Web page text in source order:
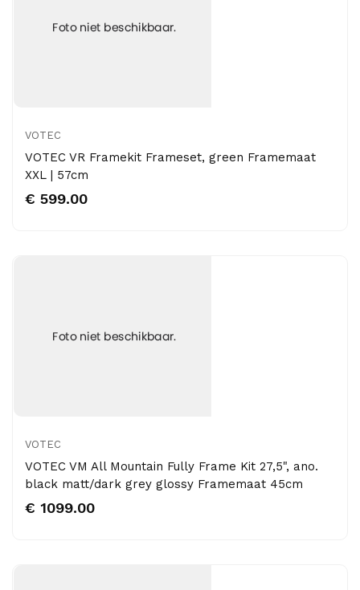
VOTEC
VOTEC VR Framekit Frameset, green Framemaat
XXL | 57cm
€ 599.00
VOTEC
VOTEC VM All Mountain Fully Frame Kit 27,5", ano.
black matt/dark grey glossy Framemaat 45cm
€ 1099.00